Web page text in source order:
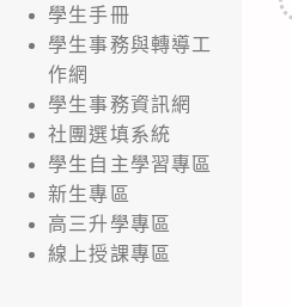
學生手冊
學生事務與轉導工
作網
學生事務資訊網
社團選填系統
學生自主學習專區
新生專區
高三升學專區
線上授課專區